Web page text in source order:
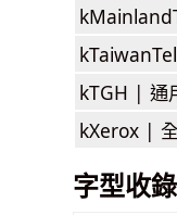
kTGH | 通
kXerox |
字型收錄